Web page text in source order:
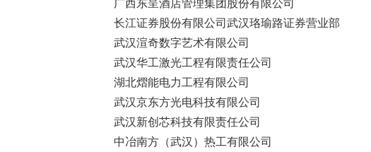
广西东呈酒店管理集团股份有限公司
长江证券股份有限公司武汉珞瑜路证券营业部
武汉渲奇数字艺术有限公司
武汉华工激光工程有限责任公司
湖北熠能电力工程有限公司
武汉京东方光电科技有限公司
武汉新创芯科技有限责任公司
中冶南方（武汉）热工有限公司